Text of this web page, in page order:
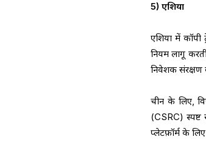
5) एशिया
एशिया में
नियम लागू
निवेशक संरक्षण
चीन के लिए,
(CSRC) स्पष्ट
प्लेटफ़ॉर्म के